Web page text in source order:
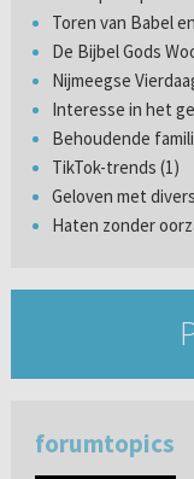
Toren van Babel
De Bijbel Gods
Nijmeegse
Interesse in het
Behoudende
TikTok-trends (1)
Geloven met
Haten zonder
forumtopics